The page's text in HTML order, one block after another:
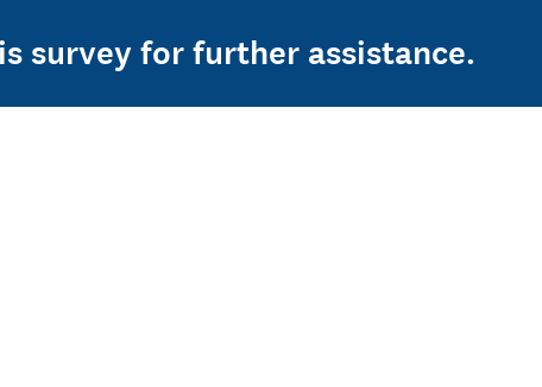
survey for further assistance.